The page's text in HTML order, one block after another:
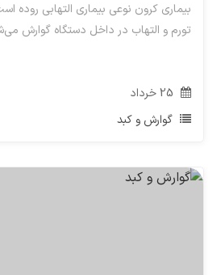
بیماری کرون نوعی بیماری التهابی روده
تورم و التهاب در داخل دستگاه گوارش
خرداد
گوارش و کبد